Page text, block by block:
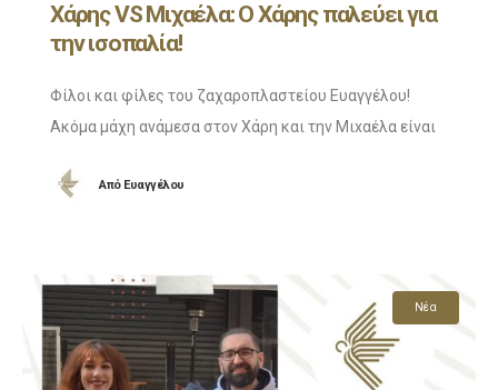
Χάρης VS Μιχαέλα: Ο Χάρης παλεύει για
την ισοπαλία!
Φίλοι και φίλες του ζαχαροπλαστείου Ευαγγέλου!
Ακόμα μάχη ανάμεσα στον Χάρη και την Μιxαέλα είναι
ξεκινάει δυναμικά το βίντεο. Θα τα καταφέρει;
ΑπόΕυαγγέλου
Νέα